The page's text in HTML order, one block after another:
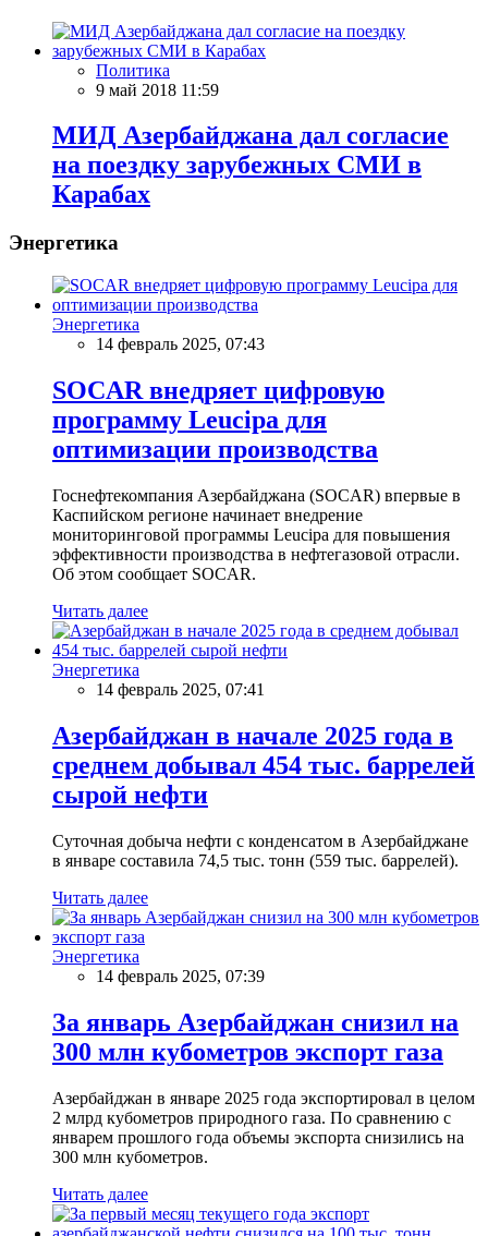
Политика
9 май 2018 11:59
МИД Азербайджана дал согласие
на поездку зарубежных СМИ в
Карабах
Энергетика
Энергетика
14 февраль 2025, 07:43
SOCAR внедряет цифровую
программу Leucipa для
оптимизации производства
Госнефтекомпания Азербайджана (SOCAR) впервые в
Каспийском регионе начинает внедрение
мониторинговой программы Leucipa для повышения
эффективности производства в нефтегазовой отрасли.
Об этом сообщает SOCAR.
Читать далее
Энергетика
14 февраль 2025, 07:41
Азербайджан в начале 2025 года в
среднем добывал 454 тыс. баррелей
сырой нефти
Суточная добыча нефти с конденсатом в Азербайджане
в январе составила 74,5 тыс. тонн (559 тыс. баррелей).
Читать далее
Энергетика
14 февраль 2025, 07:39
За январь Азербайджан снизил на
300 млн кубометров экспорт газа
Азербайджан в январе 2025 года экспортировал в целом
2 млрд кубометров природного газа. По сравнению с
январем прошлого года объемы экспорта снизились на
300 млн кубометров.
Читать далее